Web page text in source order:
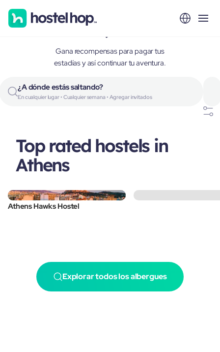
Athens, Greece
Gana recompensas para pagar tus
estadías y así continuar tu aventura.
¿A dónde estás saltando?
En cualquier lugar • Cualquier semana • Agregar invitados
Top rated hostels in
Athens
Athens Hawks Hostel
Explorar todos los albergues